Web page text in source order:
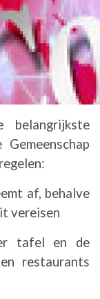
af, behalve
vereisen
tafel en de
restaurants